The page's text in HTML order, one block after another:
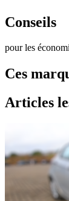
Conseils
pour les
Ces
Articles